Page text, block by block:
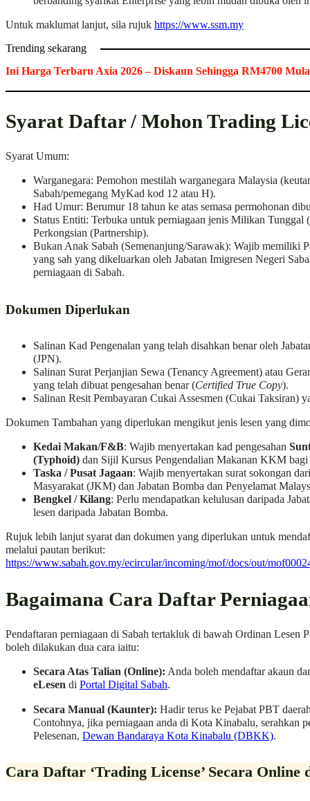
Untuk maklumat lanjut, sila rujuk https://www.ssm.my
Trending sekarang
Ini Harga Terbaru Axia 2026 – Diskaun Sehingga RM4700
Syarat Daftar / Mohon Trading
Syarat Umum:
Warganegara: Pemohon mestilah warganegara Malaysia
Sabah/pemegang MyKad kod 12 atau H).
Had Umur: Berumur 18 tahun ke atas semasa permohonan
Status Entiti: Terbuka untuk perniagaan jenis Milikan Tunggal
Perkongsian (Partnership).
Bukan Anak Sabah (Semenanjung/Sarawak): Wajib memiliki
yang sah yang dikeluarkan oleh Jabatan Imigresen Negeri
perniagaan di Sabah.
Dokumen Diperlukan
Salinan Kad Pengenalan yang telah disahkan benar oleh
(JPN).
Salinan Surat Perjanjian Sewa (Tenancy Agreement) atau
yang telah dibuat pengesahan benar (Certified True Copy).
Salinan Resit Pembayaran Cukai Assesmen (Cukai Taksiran)
Dokumen Tambahan yang diperlukan mengikut jenis lesen yang
Kedai Makan/F&B: Wajib menyertakan kad pengesahan
(Typhoid) dan Sijil Kursus Pengendalian Makanan KKM bagi
Taska / Pusat Jagaan: Wajib menyertakan surat sokongan
Masyarakat (JKM) dan Jabatan Bomba dan Penyelamat
Bengkel / Kilang: Perlu mendapatkan kelulusan daripada
lesen daripada Jabatan Bomba.
Rujuk lebih lanjut syarat dan dokumen yang diperlukan untuk
melalui pautan berikut:
https://www.sabah.gov.my/ecircular/incoming/mof/docs/out/
Bagaimana Cara Daftar
Pendaftaran perniagaan di Sabah tertakluk di bawah Ordinan Lesen
boleh dilakukan dua cara iaitu:
Secara Atas Talian (Online): Anda boleh mendaftar akaun
eLesen di Portal Digital Sabah.
Secara Manual (Kaunter): Hadir terus ke Pejabat PBT
Contohnya, jika perniagaan anda di Kota Kinabalu, serahkan
Pelesenan, Dewan Bandaraya Kota Kinabalu (DBKK).
Cara Daftar ‘Trading License’ Secara Online